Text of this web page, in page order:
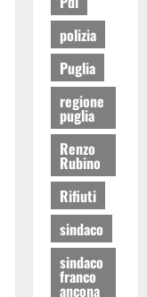
polizia
Puglia
regione
puglia
Renzo
Rubino
Rifiuti
sindaco
sindaco
franco
ancona